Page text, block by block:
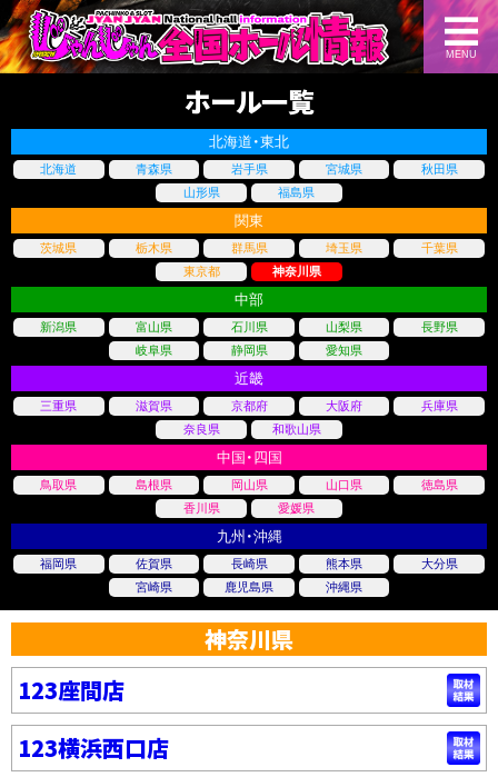
MENU
ホール一覧
北海道・東北
北海道 青森県 岩手県 宮城県
秋田県
山形県
福島県
関東
茨城県 栃木県 群馬県 埼玉県
千葉県
東京都
神奈川県
中部
新潟県 富山県 石川県 山梨県
長野県
岐阜県
静岡県 愛知県
近畿
三重県 滋賀県 京都府 大阪府
兵庫県
奈良県
和歌山県
中国・四国
鳥取県 島根県 岡山県 山口県
徳島県
香川県
愛媛県
九州・沖縄
福岡県 佐賀県 長崎県 熊本県
大分県
宮崎県
鹿児島県 沖縄県
神奈川県
123座間店
123横浜西口店